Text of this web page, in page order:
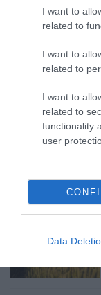
I want to
related to
I want to
related to
I want to
related to
functionality
user
Data